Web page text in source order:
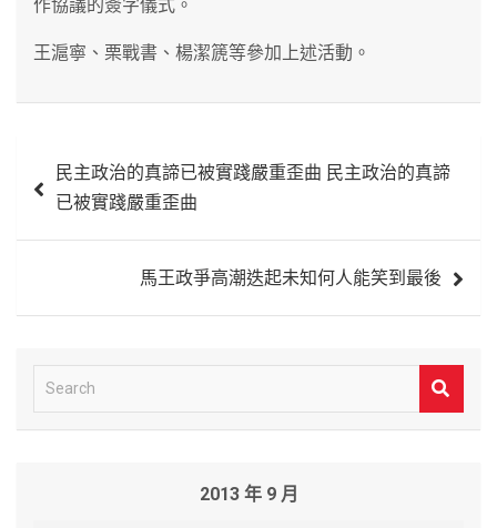
作協議的簽字儀式。
王滬寧、栗戰書、楊潔篪等參加上述活動。
章
民主政治的真諦已被實踐嚴重歪曲 民主政治的真諦
已被實踐嚴重歪曲
馬王政爭高潮迭起未知何人能笑到最後
e
2013 年 9 月